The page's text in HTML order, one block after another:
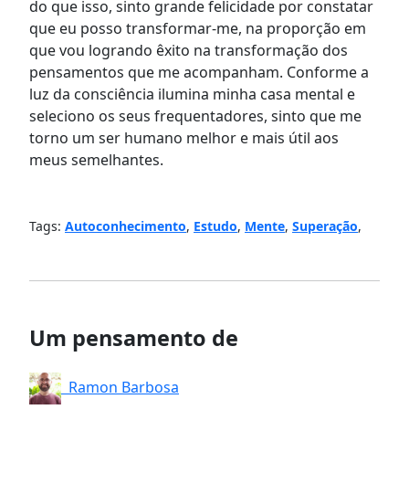
do que isso, sinto grande felicidade por constatar
que eu posso transformar-me, na proporção em
que vou logrando êxito na transformação dos
pensamentos que me acompanham. Conforme a
luz da consciência ilumina minha casa mental e
seleciono os seus frequentadores, sinto que me
torno um ser humano melhor e mais útil aos
meus semelhantes.
Tags: Autoconhecimento, Estudo, Mente, Superação,
Um pensamento de
Ramon Barbosa